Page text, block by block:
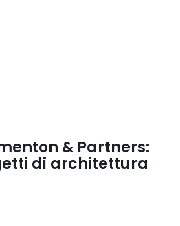
& Partners:
di architettura